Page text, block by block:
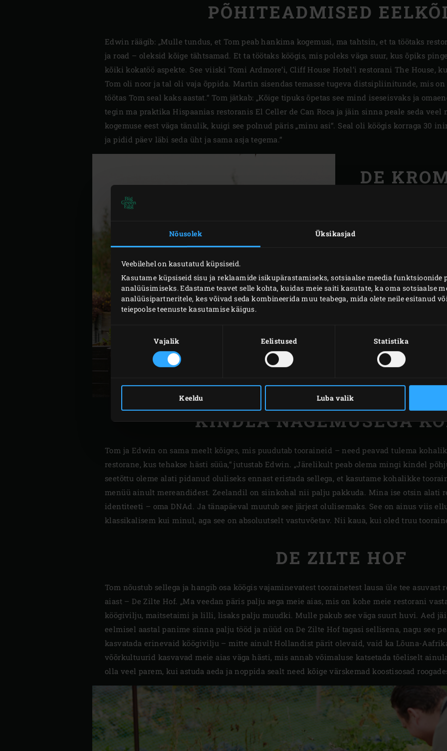
Nõusolek Üksikasjad
Veebilehel on kasutatud küpsiseid.
Kasutame küpsiseid sisu ja reklaamide isikupärastamiseks, sotsiaalse meedia
analüüsimiseks. Edastame teavet selle kohta, kuidas meie saiti kasutate, ka oma sotsiaalse
analüüsipartneritele, kes võivad seda kombineerida muu teabega, mida olete neile esitanud
teiepoolse teenuste kasutamise käigus.
Nõusoleku
valik
Vajalik Eelistused Statistika
Keeldu Luba valik
PÕHITEADMISED
Edwin räägib: „Mulle tundus, et Tom peab hankima kogemusi, ma tahtsin, et ta töötaks
ja road – oleksid kõige tähtsamad. Et ta töötaks köögis, mis poleks väga suur, kus õpiks
kõiki kokatöö aspekte. See viiski Tomi Ardmore’i, Cliff House Hotel’i restorani The House,
Tom oli noor ja tal oli vaja õppida. Martin sisendas temasse tugeva distsipliinitunde, mis
töötas Tom seal kaks aastat.“ Tom jätkab: „Kõige tipuks õpetas see mind iseseisvaks ja
tegin ma praktika Hispaanias restoranis El Celler de Can Roca ja jäin sinna peale seda veel
kogemuse eest väga tänulik, kuigi see polnud päris „minu asi“. Seal oli köögis korraga 30
ja pidid päev läbi seda üht ja sama asja tegema.“
DE
„2016. aasta lõpus
„Mu isa eeldas, et
himu jätkata õppimist
minu juurde kööki ja
ma De Kromme
hea meel, et Tom on
Mul oli hirm, et pean
ei vasta De Kromme
tänatud, see pole
veendunud, et on
juhtima. Nüüd on
KINDLA NÄGEMUSEGA
Tom ja Edwin on sama meelt kõiges, mis puudutab tooraineid – need peavad tulema
restorane, kus tehakse hästi süüa,“ jutustab Edwin. „Järelikult peab olema mingi kindel
seetõttu oleme alati pidanud oluliseks ennast eristada sellega, et kasutame kohalikke
menüü ainult mereandidest. Zeelandil on siinkohal nii palju pakkuda. Mina ise otsin alati
identiteeti – oma DNAd. Ja tänapäeval muutub see järjest olulisemaks. See on ainus viis
klassikalisem kui minul, aga see on absoluutselt vastuvõetav. Nii kaua, kui oled truu
DE ZILTE HOF
Tom nõustub sellega ja hangib osa köögis vajaminevatest toorainetest lausa üle tee asuvast
aiast – De Zilte Hof. „Ma veedan päris palju aega meie aias, mis on kohe meie restorani
köögivilju, maitsetaimi ja lilli, lisaks palju muudki. Mulle pakub see väga suurt huvi. Aed jäi
eelmisel aastal panime sinna palju tööd ja nüüd on De Zilte Hof tagasi sellisena, nagu see
kasvatada erinevaid köögivilju – mitte ainult Hollandist pärit olevaid, vaid ka Lõuna-
võõrkultuurid kasvavad meie aias väga hästi, mis annab võimaluse katsetada tõeliselt
olla veel parem, kui astuda aeda ja noppida sealt need kõige värskemad koostisosad